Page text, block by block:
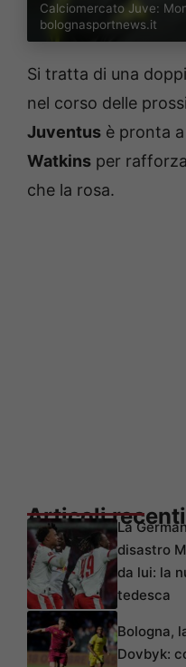
Calciomercato Juve:
bolognasportnews.it
Si tratta di una
nel corso delle
Juventus è pronta
Watkins per
che la rosa.
Articoli recenti
La
disastro
da lui: la
tedesca
Bologna,
Dovbyk: